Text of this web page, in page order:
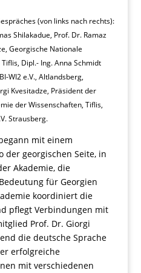
(von links nach rechts):
Shilakadue, Prof. Dr. Ramaz
Georgische Nationale
Dipl.- Ing. Anna Schmidt
WI2 e.V., Altlandsberg,
Kvesitadze, Präsident der
der Wissenschaften, Tiflis,
Strausberg.
mit einem
der georgischen Seite, in
Akademie, die
für Georgien
koordiniert die
pflegt Verbindungen mit
Prof. Dr. Giorgi
die deutsche Sprache
erfolgreiche
mit verschiedenen